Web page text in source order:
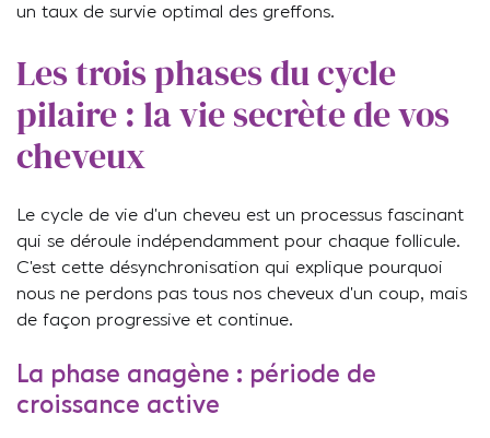
un taux de survie optimal des greffons.
Les trois phases du cycle
pilaire : la vie secrète de vos
cheveux
Le cycle de vie d’un cheveu est un processus fascinant
qui se déroule indépendamment pour chaque follicule.
C’est cette désynchronisation qui explique pourquoi
nous ne perdons pas tous nos cheveux d’un coup, mais
de façon progressive et continue.
La phase anagène : période de
croissance active